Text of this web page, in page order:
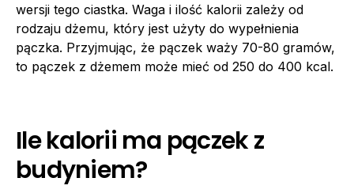
wersji tego ciastka. Waga i ilość kalorii zależy od
rodzaju dżemu, który jest użyty do wypełnienia
pączka. Przyjmując, że pączek waży 70-80 gramów,
to pączek z dżemem może mieć od 250 do 400 kcal.
Ile kalorii ma pączek z
budyniem?